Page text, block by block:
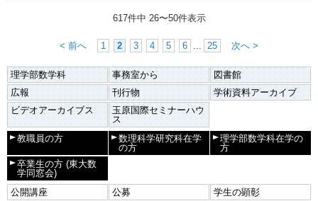
617件中 26〜50件表示
< 前へ 1 2 3 4 5 6 25 次へ >
理学部数学科 事務室から
図書館
広報
刊行物
学術資料アーカイブ
ビデオアーカイブス
玉原国際セミナーハウ
ス
教職員の方
数理科学研究科在学
の方
理学部数学科在学の
方
卒業生の方 (東大数
学同窓会)
公開講座
公募 学生の顕彰